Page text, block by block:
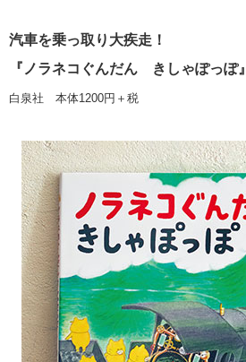
汽車を乗っ取り大疾走！
『ノラネコぐんだん きしゃぽっぽ』
白泉社 本体1200円＋税